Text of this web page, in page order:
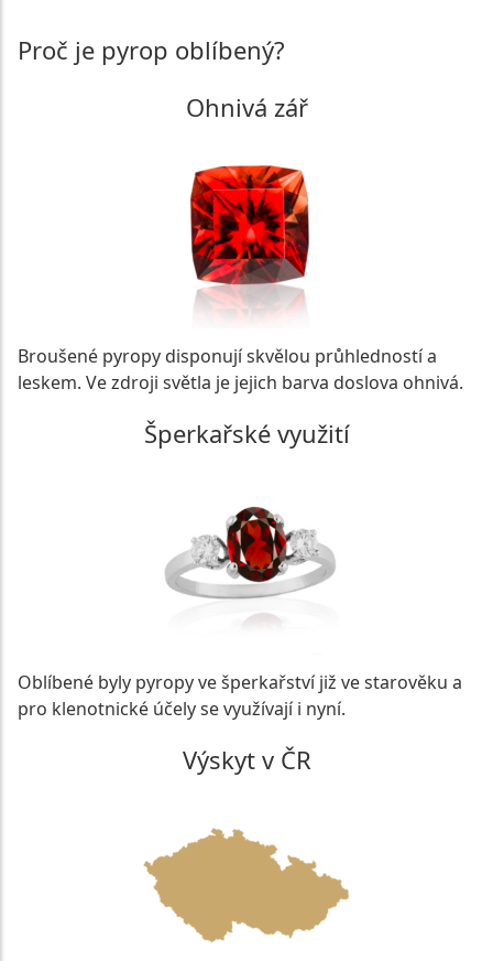
Proč je pyrop oblíbený?
Ohnivá zář
Broušené pyropy disponují skvělou průhledností a
leskem. Ve zdroji světla je jejich barva doslova ohnivá.
Šperkařské využití
Oblíbené byly pyropy ve šperkařství již ve starověku a
pro klenotnické účely se využívají i nyní.
Výskyt v ČR